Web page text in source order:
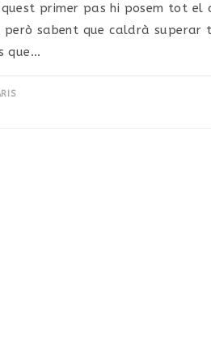
primer pas hi posem tot el
però sabent que caldrà superar
que…